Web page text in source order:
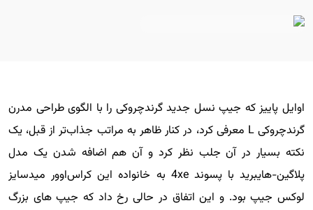
اوایل پاییز که جیپ نسل جدید گرندچروکی را با الگوی طراحی مدرن
گرندچروکی L معرفی کرد، در کنار ظاهر به مراتب جذاب‌تر از قبل، یک
نکته بسیار در آن جلب نظر کرد و آن هم اضافه شدن یک مدل
پلاگین-هایبرید با پسوند 4xe به خانواده این کراس‌اوور میدسایز
لوکس جیپ بود. و این اتفاق در حالی رخ داد که جیپ های بزرگ